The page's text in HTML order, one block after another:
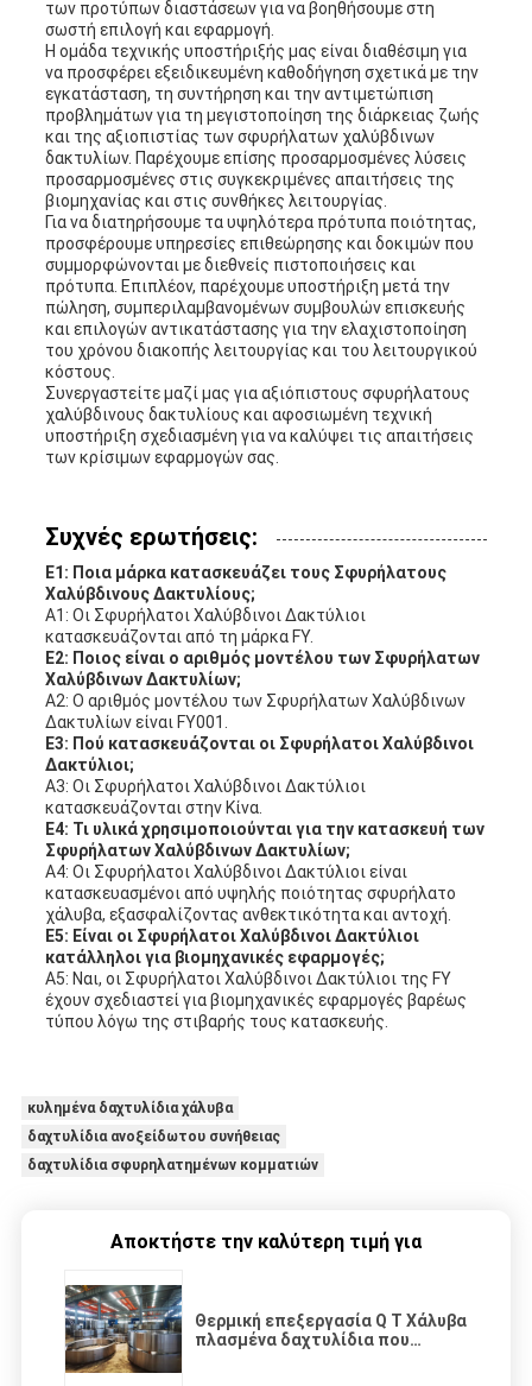
των προτύπων διαστάσεων για να βοηθήσουμε στη
σωστή επιλογή και εφαρμογή.
Η ομάδα τεχνικής υποστήριξής μας είναι διαθέσιμη για
να προσφέρει εξειδικευμένη καθοδήγηση σχετικά με την
εγκατάσταση, τη συντήρηση και την αντιμετώπιση
προβλημάτων για τη μεγιστοποίηση της διάρκειας ζωής
και της αξιοπιστίας των σφυρήλατων χαλύβδινων
δακτυλίων. Παρέχουμε επίσης προσαρμοσμένες λύσεις
προσαρμοσμένες στις συγκεκριμένες απαιτήσεις της
βιομηχανίας και στις συνθήκες λειτουργίας.
Για να διατηρήσουμε τα υψηλότερα πρότυπα ποιότητας,
προσφέρουμε υπηρεσίες επιθεώρησης και δοκιμών που
συμμορφώνονται με διεθνείς πιστοποιήσεις και
πρότυπα. Επιπλέον, παρέχουμε υποστήριξη μετά την
πώληση, συμπεριλαμβανομένων συμβουλών επισκευής
και επιλογών αντικατάστασης για την ελαχιστοποίηση
του χρόνου διακοπής λειτουργίας και του λειτουργικού
κόστους.
Συνεργαστείτε μαζί μας για αξιόπιστους σφυρήλατους
χαλύβδινους δακτυλίους και αφοσιωμένη τεχνική
υποστήριξη σχεδιασμένη για να καλύψει τις απαιτήσεις
των κρίσιμων εφαρμογών σας.
Συχνές ερωτήσεις:
Ε1: Ποια μάρκα κατασκευάζει τους Σφυρήλατους
Χαλύβδινους Δακτυλίους;
Α1: Οι Σφυρήλατοι Χαλύβδινοι Δακτύλιοι
κατασκευάζονται από τη μάρκα FY.
Ε2: Ποιος είναι ο αριθμός μοντέλου των Σφυρήλατων
Χαλύβδινων Δακτυλίων;
Α2: Ο αριθμός μοντέλου των Σφυρήλατων Χαλύβδινων
Δακτυλίων είναι FY001.
Ε3: Πού κατασκευάζονται οι Σφυρήλατοι Χαλύβδινοι
Δακτύλιοι;
Α3: Οι Σφυρήλατοι Χαλύβδινοι Δακτύλιοι
κατασκευάζονται στην Κίνα.
Ε4: Τι υλικά χρησιμοποιούνται για την κατασκευή των
Σφυρήλατων Χαλύβδινων Δακτυλίων;
Α4: Οι Σφυρήλατοι Χαλύβδινοι Δακτύλιοι είναι
κατασκευασμένοι από υψηλής ποιότητας σφυρήλατο
χάλυβα, εξασφαλίζοντας ανθεκτικότητα και αντοχή.
Ε5: Είναι οι Σφυρήλατοι Χαλύβδινοι Δακτύλιοι
κατάλληλοι για βιομηχανικές εφαρμογές;
Α5: Ναι, οι Σφυρήλατοι Χαλύβδινοι Δακτύλιοι της FY
έχουν σχεδιαστεί για βιομηχανικές εφαρμογές βαρέως
τύπου λόγω της στιβαρής τους κατασκευής.
κυλημένα δαχτυλίδια χάλυβα
δαχτυλίδια ανοξείδωτου συνήθειας
δαχτυλίδια σφυρηλατημένων κομματιών
Αποκτήστε την καλύτερη τιμή για
Θερμική επεξεργασία Q T Χάλυβα
πλασμένα δαχτυλίδια που